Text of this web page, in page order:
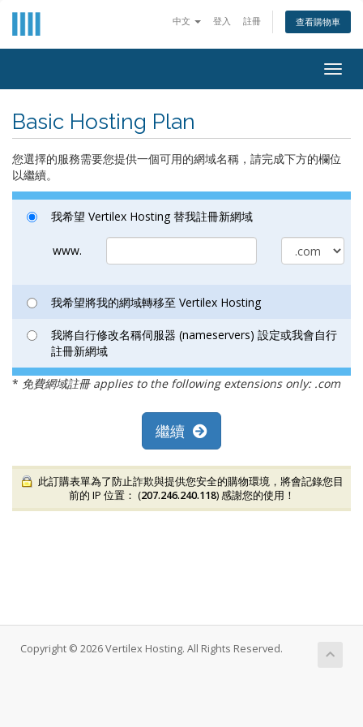
中文 登入 註冊 查看購物車
Basic Hosting Plan
您選擇的服務需要您提供一個可用的網域名稱，請完成下方的欄位
以繼續。
我希望 Vertilex Hosting 替我註冊新網域
www.
我希望將我的網域轉移至 Vertilex Hosting
我將自行修改名稱伺服器 (nameservers) 設定或我會自行
註冊新網域
* 免費網域註冊 applies to the following extensions only: .com
繼續
此訂購表單為了防止詐欺與提供您安全的購物環境，將會記錄您目
前的 IP 位置： (207.246.240.118) 感謝您的使用！
Copyright © 2026 Vertilex Hosting. All Rights Reserved.